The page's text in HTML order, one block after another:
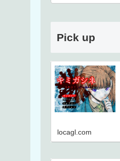
Pick up
locagl.com